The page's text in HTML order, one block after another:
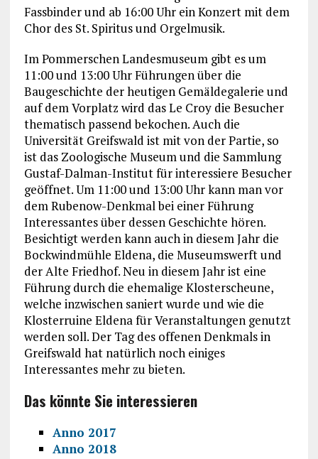
Fassbinder und ab 16:00 Uhr ein Konzert mit dem
Chor des St. Spiritus und Orgelmusik.
Im Pommerschen Landesmuseum gibt es um
11:00 und 13:00 Uhr Führungen über die
Baugeschichte der heutigen Gemäldegalerie und
auf dem Vorplatz wird das Le Croy die Besucher
thematisch passend bekochen. Auch die
Universität Greifswald ist mit von der Partie, so
ist das Zoologische Museum und die Sammlung
Gustaf-Dalman-Institut für interessiere Besucher
geöffnet. Um 11:00 und 13:00 Uhr kann man vor
dem Rubenow-Denkmal bei einer Führung
Interessantes über dessen Geschichte hören.
Besichtigt werden kann auch in diesem Jahr die
Bockwindmühle Eldena, die Museumswerft und
der Alte Friedhof. Neu in diesem Jahr ist eine
Führung durch die ehemalige Klosterscheune,
welche inzwischen saniert wurde und wie die
Klosterruine Eldena für Veranstaltungen genutzt
werden soll. Der Tag des offenen Denkmals in
Greifswald hat natürlich noch einiges
Interessantes mehr zu bieten.
Das könnte Sie interessieren
Anno 2017
Anno 2018